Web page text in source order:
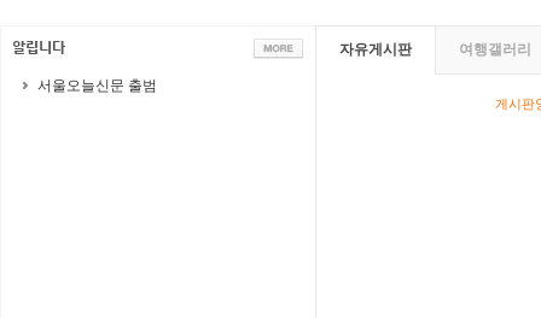
서울오늘신문 출범
자유게시판 여행갤러리
게시판